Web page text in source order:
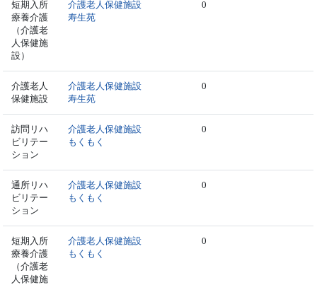
短期入所
療養介護
（介護老
人保健施
設）
介護老人保健施設
寿生苑
0
介護老人
保健施設
介護老人保健施設
寿生苑
0
訪問リハ
ビリテー
ション
介護老人保健施設
もくもく
0
通所リハ
ビリテー
ション
介護老人保健施設
もくもく
0
短期入所
療養介護
（介護老
人保健施
介護老人保健施設
もくもく
0